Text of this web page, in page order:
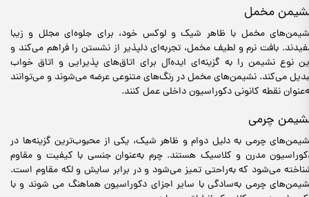
مخمل
مخمل با ظاهر شیک و لوکس خود، برای جلوه‌ای مجلل و زیبا
بافت نرم و لطیف مخمل، تجربه‌ای دلپذیر از نشستن را فراهم می‌کند و
نوع نشیمن را به گزینه‌ای ایده‌آل برای اتاق‌های پذیرایی و اتاق خواب
می‌کند. نشیمن‌های مخمل در رنگ‌های متنوعی عرضه می‌شوند و می‌توانند
نقطه کانونی دکوراسیون داخلی عمل کنند.
چرمی
چرمی به دلیل دوام و ظاهر شیک، یکی از محبوب‌ترین گزینه‌ها در
مدرن و کلاسیک هستند. چرم به‌عنوان جنسی با کیفیت و مقاوم
می‌شود که به‌راحتی تمیز می‌شود و در برابر سایش و لکه مقاوم است.
چرمی به‌سادگی با سایر اجزای دکوراسیون هماهنگ می شوند و با